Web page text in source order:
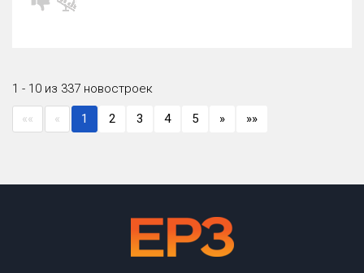
1 - 10 из 337 новостроек
«« « 1 2 3 4 5 » »»